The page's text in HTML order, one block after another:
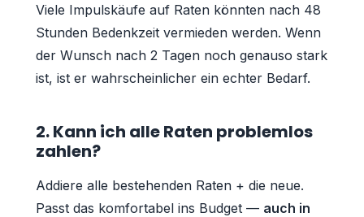
Viele Impulskäufe auf Raten könnten nach 48
Stunden Bedenkzeit vermieden werden. Wenn
der Wunsch nach 2 Tagen noch genauso stark
ist, ist er wahrscheinlicher ein echter Bedarf.
2. Kann ich alle Raten problemlos
zahlen?
Addiere alle bestehenden Raten + die neue.
Passt das komfortabel ins Budget — auch in